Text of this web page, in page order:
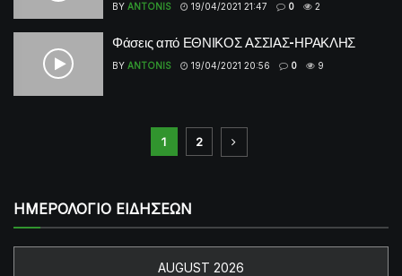
BY ANTONIS 19/04/2021 21:47 0 2
Φάσεις από ΕΘΝΙΚΟΣ ΑΣΣΙΑΣ-ΗΡΑΚΛΗΣ
BY ANTONIS 19/04/2021 20:56 0 9
1 2
ΗΜΕΡΟΛΟΓΙΟ ΕΙΔΗΣΕΩΝ
AUGUST 2026